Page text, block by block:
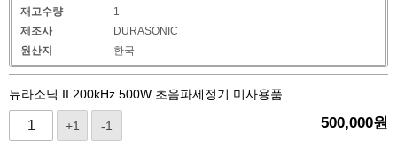
재고수량
1
제조사
DURASONIC
원산지
한국
듀라소닉 II 200kHz 500W 초음파세정기 미사용품
+1 -1 500,000원